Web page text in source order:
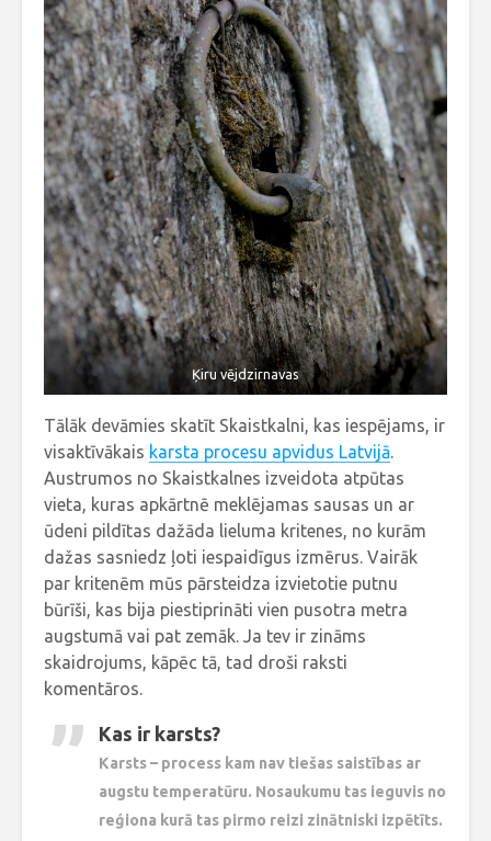
Ķiru vējdzirnavas
Tālāk devāmies skatīt Skaistkalni, kas iespējams, ir
visaktīvākais karsta procesu apvidus Latvijā.
Austrumos no Skaistkalnes izveidota atpūtas
vieta, kuras apkārtnē meklējamas sausas un ar
ūdeni pildītas dažāda lieluma kritenes, no kurām
dažas sasniedz ļoti iespaidīgus izmērus. Vairāk
par kritenēm mūs pārsteidza izvietotie putnu
būrīši, kas bija piestiprināti vien pusotra metra
augstumā vai pat zemāk. Ja tev ir zināms
skaidrojums, kāpēc tā, tad droši raksti
komentāros.
Kas ir karsts?
Karsts – process kam nav tiešas saistības ar
augstu temperatūru. Nosaukumu tas ieguvis no
reģiona kurā tas pirmo reizi zinātniski izpētīts.